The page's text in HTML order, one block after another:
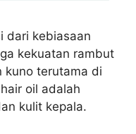
dari kebiasaan
kekuatan rambut
kuno terutama di
oil adalah
kulit kepala.